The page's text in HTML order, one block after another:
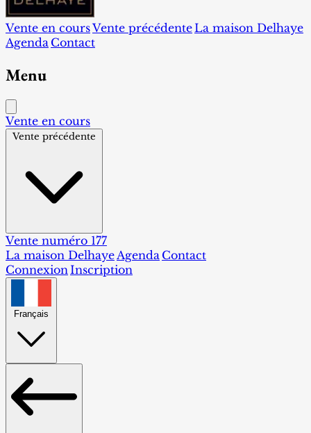
Vente en coursVente précédente La maison Delhaye
Agenda Contact
Menu
Vente en cours
Vente précédente
Vente numéro 177
La maison DelhayeAgenda Contact
ConnexionInscription
Français